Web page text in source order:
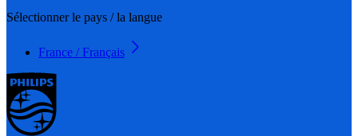
Sélectionner le pays / la langue
France / Français